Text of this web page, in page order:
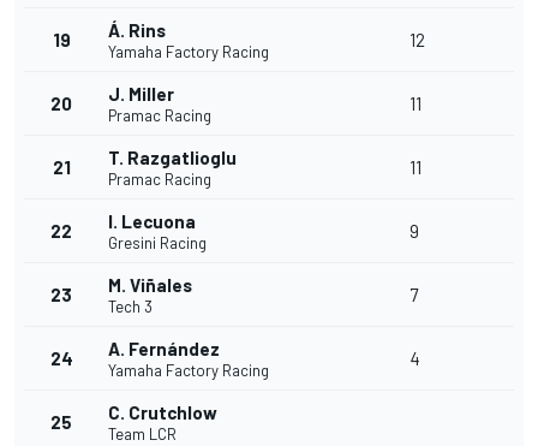
19 Á. Rins
Yamaha Factory Racing
12
20 J. Miller
Pramac Racing
11
21 T. Razgatlioglu
Pramac Racing
11
22 I. Lecuona
Gresini Racing
9
23 M. Viñales
Tech 3
7
24 A. Fernández
Yamaha Factory Racing
4
25 C. Crutchlow
Team LCR